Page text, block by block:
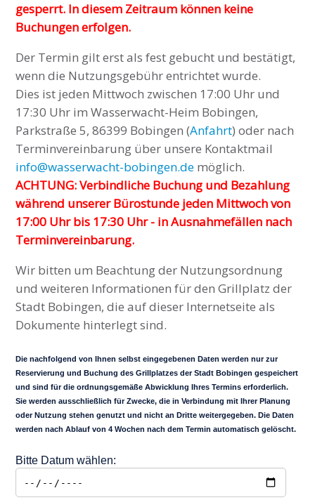
gesperrt. In diesem Zeitraum können keine
Buchungen erfolgen.
Der Termin gilt erst als fest gebucht und bestätigt,
wenn die Nutzungsgebühr entrichtet wurde.
Dies ist jeden Mittwoch zwischen 17:00 Uhr und
17:30 Uhr im Wasserwacht-Heim Bobingen,
Parkstraße 5, 86399 Bobingen (Anfahrt) oder nach
Terminvereinbarung über unsere Kontaktmail
info@wasserwacht-bobingen.de möglich.
ACHTUNG: Verbindliche Buchung und Bezahlung
während unserer Bürostunde jeden Mittwoch von
17:00 Uhr bis 17:30 Uhr - in Ausnahmefällen nach
Terminvereinbarung.
Wir bitten um Beachtung der Nutzungsordnung
und weiteren Informationen für den Grillplatz der
Stadt Bobingen, die auf dieser Internetseite als
Dokumente hinterlegt sind.
Die nachfolgend von Ihnen selbst eingegebenen Daten werden nur zur
Reservierung und Buchung des Grillplatzes der Stadt Bobingen gespeichert
und sind für die ordnungsgemäße Abwicklung Ihres Termins erforderlich.
Sie werden ausschließlich für Zwecke, die in Verbindung mit Ihrer Planung
oder Nutzung stehen genutzt und nicht an Dritte weitergegeben. Die Daten
werden nach Ablauf von 4 Wochen nach dem Termin automatisch gelöscht.
Bitte Datum wählen: